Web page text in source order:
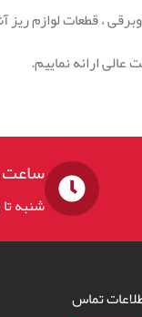
، قطعات لوازم ریز
عالی ارائه نماییم.
ساعت
شنبه تا
تماس